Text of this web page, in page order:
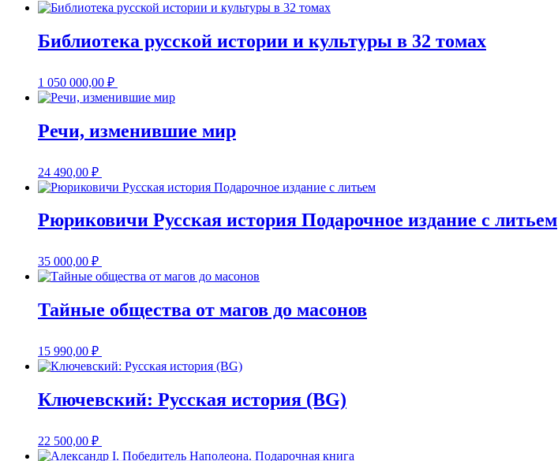
Библиотека русской истории и культуры в 32 томах
1 050 000,00 ₽
Речи, изменившие мир
24 490,00 ₽
Рюриковичи Русская история Подарочное издание с литьем
35 000,00 ₽
Тайные общества от магов до масонов
15 990,00 ₽
Ключевский: Русская история (BG)
22 500,00 ₽